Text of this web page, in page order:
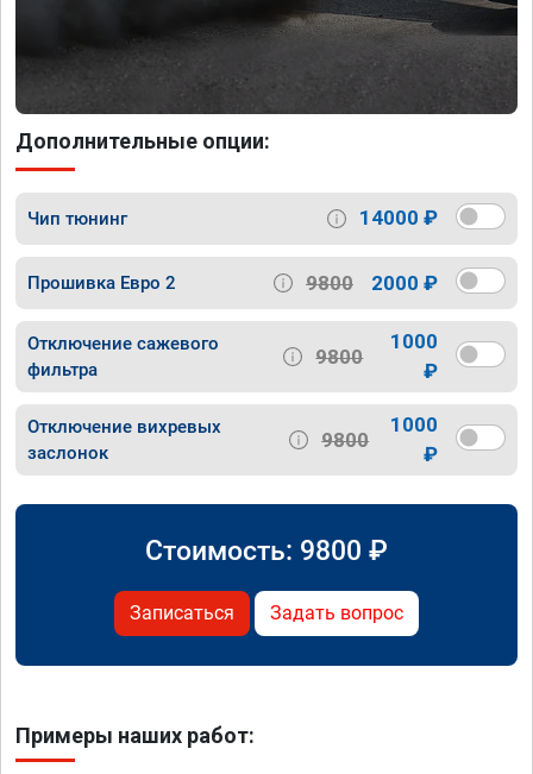
Дополнительные опции:
Чип тюнинг 14000 ₽
Прошивка Евро 2 9800 2000 ₽
Отключение сажевого
фильтра
9800
1000
₽
Отключение вихревых
заслонок
9800
1000
₽
Стоимость: 9800 ₽
Записаться Задать вопрос
Примеры наших работ: